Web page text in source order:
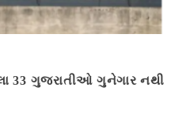
33 ગુજરાતીઓ ગુનેગાર નથી